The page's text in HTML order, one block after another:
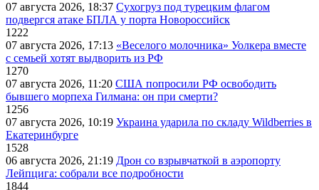
07 августа 2026, 18:37 Сухогруз под турецким флагом
подвергся атаке БПЛА у порта Новороссийск
1222
07 августа 2026, 17:13 «Веселого молочника» Уолкера вместе
с семьей хотят выдворить из РФ
1270
07 августа 2026, 11:20 США попросили РФ освободить
бывшего морпеха Гилмана: он при смерти?
1256
07 августа 2026, 10:19 Украина ударила по складу Wildberries в
Екатеринбурге
1528
06 августа 2026, 21:19 Дрон со взрывчаткой в аэропорту
Лейпцига: собрали все подробности
1844